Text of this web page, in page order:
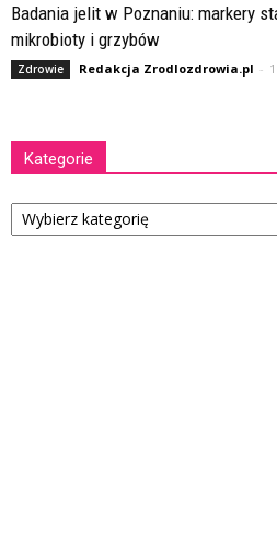
Badania jelit w Poznaniu: markery
mikrobioty i grzybów
Zdrowie Redakcja Zrodlozdrowia.pl -
Kategorie
Kategorie